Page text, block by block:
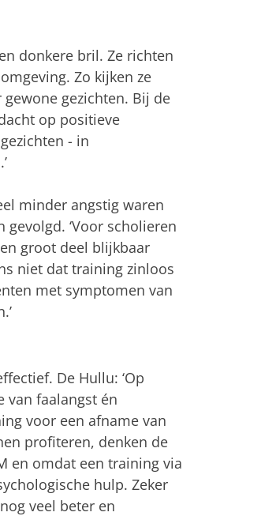
donkere bril. Ze richten
Zo kijken ze
gezichten. Bij de
op positieve
- in
minder angstig waren
‘Voor scholieren
groot deel blijkbaar
niet dat training zinloos
met symptomen van
De Hullu: ‘Op
van faalangst én
voor een afname van
profiteren, denken de
en omdat een training via
hulp. Zeker
veel beter en